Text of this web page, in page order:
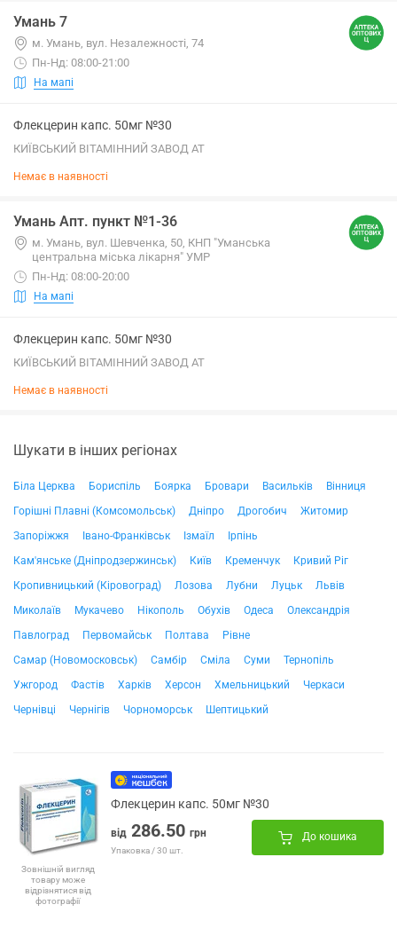
Умань 7
м. Умань, вул. Незалежності, 74
Пн-Нд: 08:00-21:00
На мапі
Флекцерин капс. 50мг №30
КИЇВСЬКИЙ ВІТАМІННИЙ ЗАВОД АТ
Немає в наявності
Умань Апт. пункт №1-36
м. Умань, вул. Шевченка, 50, КНП "Уманська
центральна міська лікарня" УМР
Пн-Нд: 08:00-20:00
На мапі
Флекцерин капс. 50мг №30
КИЇВСЬКИЙ ВІТАМІННИЙ ЗАВОД АТ
Немає в наявності
Шукати в інших регіонах
Біла Церква Бориспіль Боярка Бровари Васильків
Вінниця
Горішні Плавні (Комсомольськ)
Дніпро Дрогобич
Житомир
Запоріжжя
Івано-Франківськ Ізмаїл
Ірпінь
Кам'янське (Дніпродзержинськ)
Київ Кременчук
Кривий Ріг
Кропивницький (Кіровоград)
Лозова Лубни Луцьк
Львів
Миколаїв
Мукачево Нікополь Обухів Одеса
Олександрія
Павлоград
Первомайськ Полтава
Рівне
Самар (Новомосковськ)
Самбір Сміла Суми
Тернопіль
Ужгород
Фастів Харків Херсон Хмельницький
Черкаси
Чернівці
Чернігів Чорноморськ Шептицький
Зовнішній вигляд
товару може
відрізнятися від
фотографії
Флекцерин капс. 50мг №30
від 286.50 грн
Упаковка / 30 шт.
До кошика